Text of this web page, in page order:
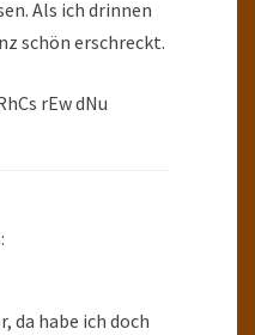
Als ich drinnen
schön erschreckt.
rEw dNu
da habe ich doch